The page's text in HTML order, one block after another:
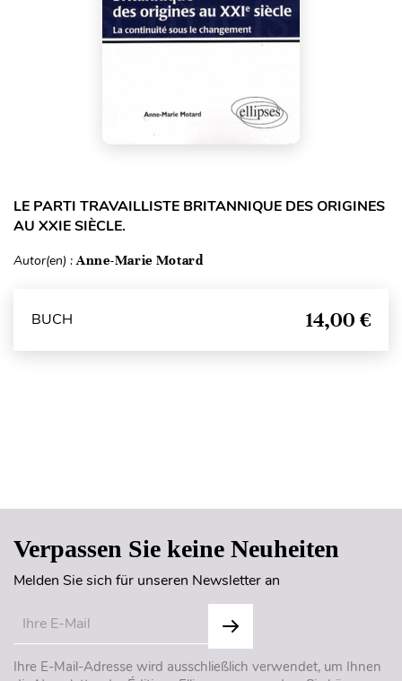
LE PARTI TRAVAILLISTE BRITANNIQUE DES ORIGINES
AU XXIE SIÈCLE.
Autor(en) :Anne-Marie Motard
BUCH 14,00 €
Verpassen Sie keine Neuheiten
Melden Sie sich für unseren Newsletter an
Ihre E-Mail-Adresse wird ausschließlich verwendet, um Ihnen